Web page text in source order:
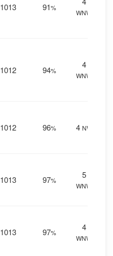
1013 91%
WNW
1012 94%
4
WNW
1012 96% 4 NW
1013 97%
5
WNW
1013 97%
4
WNW